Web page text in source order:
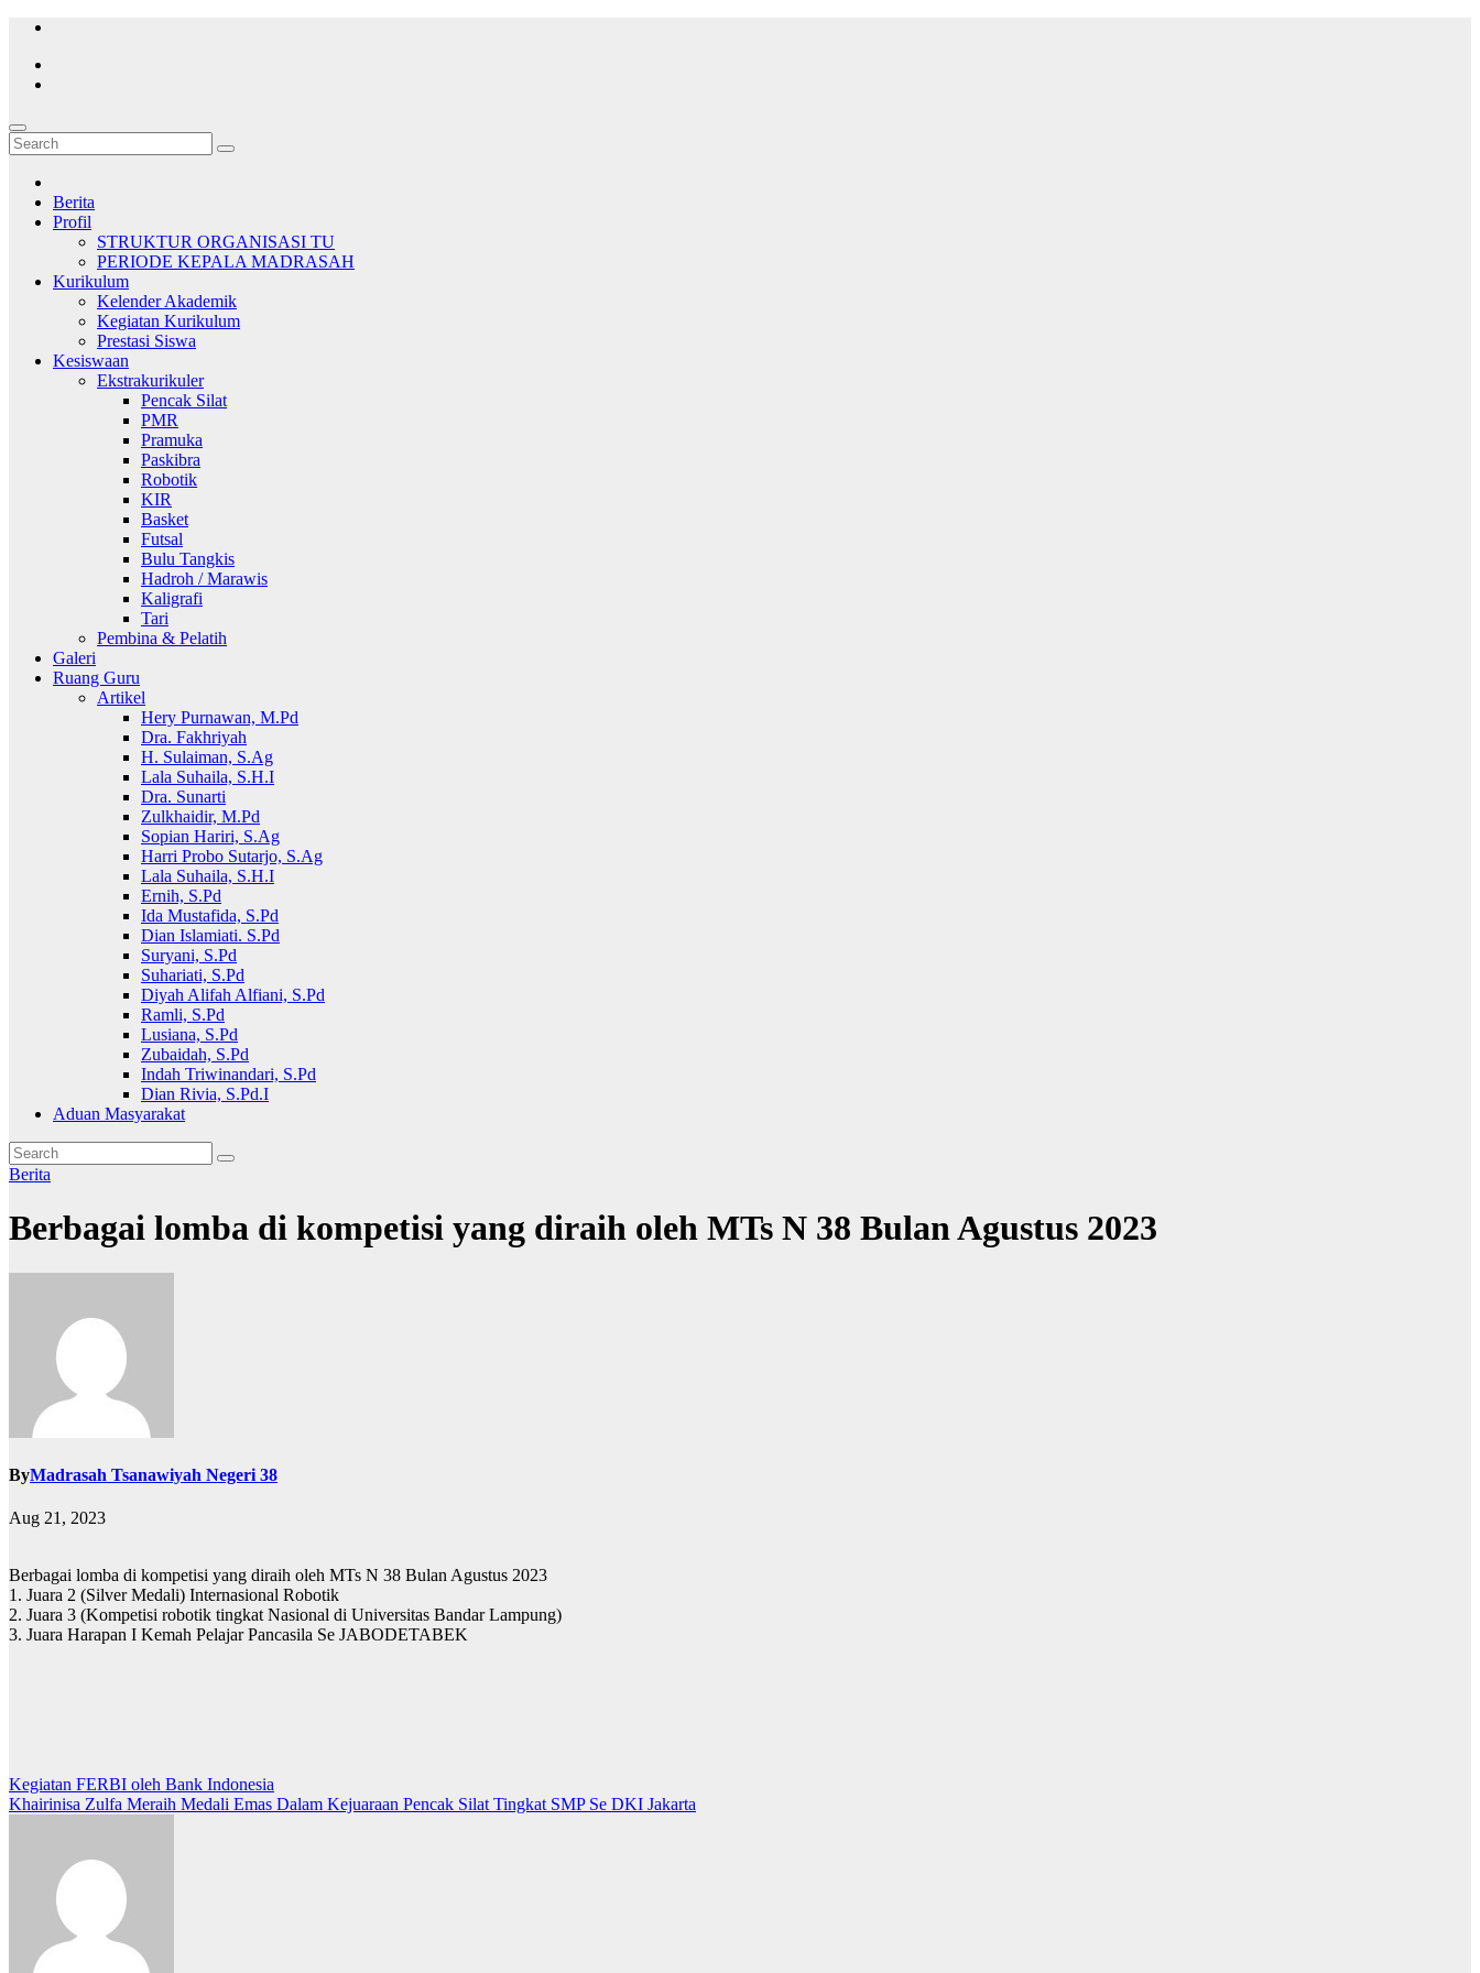
Skip
content
Berita
Profil
STRUKTUR ORGANISASI TU
PERIODE KEPALA MADRASAH
Kurikulum
Kelender Akademik
Kegiatan Kurikulum
Prestasi Siswa
Kesiswaan
Ekstrakurikuler
Pencak Silat
PMR
Pramuka
Paskibra
Robotik
KIR
Basket
Futsal
Bulu Tangkis
Hadroh / Marawis
Kaligrafi
Tari
Pembina & Pelatih
Galeri
Ruang Guru
Artikel
Hery Purnawan, M.Pd
Dra. Fakhriyah
H. Sulaiman, S.Ag
Lala Suhaila, S.H.I
Dra. Sunarti
Zulkhaidir, M.Pd
Sopian Hariri, S.Ag
Harri Probo Sutarjo, S.Ag
Lala Suhaila, S.H.I
Ernih, S.Pd
Ida Mustafida, S.Pd
Dian Islamiati. S.Pd
Suryani, S.Pd
Suhariati, S.Pd
Diyah Alifah Alfiani, S.Pd
Ramli, S.Pd
Lusiana, S.Pd
Zubaidah, S.Pd
Indah Triwinandari, S.Pd
Dian Rivia, S.Pd.I
Aduan Masyarakat
Berita
Berbagai lomba di kompetisi yang diraih oleh MTs N 38 Bulan Agustus 2023
ByMadrasah Tsanawiyah Negeri 38
Aug 21, 2023
Berbagai lomba di kompetisi yang diraih oleh MTs N 38 Bulan Agustus 2023
1. Juara 2 (Silver Medali) Internasional Robotik
2. Juara 3 (Kompetisi robotik tingkat Nasional di Universitas Bandar Lampung)
3. Juara Harapan I Kemah Pelajar Pancasila Se JABODETABEK
Post
navigation
Kegiatan FERBI oleh Bank Indonesia
Khairinisa Zulfa Meraih Medali Emas Dalam Kejuaraan Pencak Silat Tingkat SMP Se DKI Jakarta